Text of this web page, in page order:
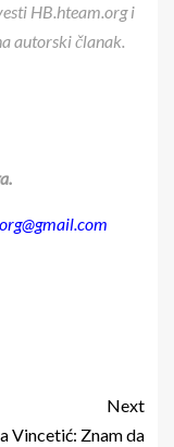
HB.hteam.org i
autorski članak.
Next
Vincetić: Znam da